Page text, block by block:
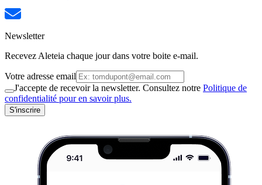
Newsletter
Recevez Aleteia chaque jour dans votre boite e-mail.
Votre adresse email
J'accepte de recevoir la newsletter. Consultez notre Politique de
confidentialité pour en savoir plus.
S'inscrire